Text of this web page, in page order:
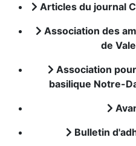
Articles du journal
Association des
de
Association
basilique Notre-
Bulletin